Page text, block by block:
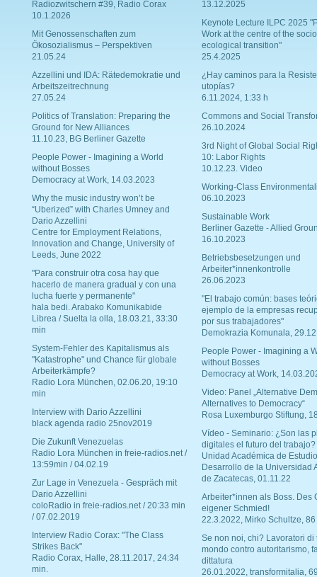
Radiozwitschern #39, Radio Corax
10.1.2026
Mit Genossenschaften zum
Ökosozialismus – Perspektiven
21.05.24
Azzellini und IDA: Rätedemokratie und
Arbeitszeitrechnung
27.05.24
Politics of Translation: Preparing the
Ground for New Alliances
11.10.23, BG Berliner Gazette
People Power - Imagining a World
without Bosses
Democracy at Work, 14.03.2023
Why the music industry won’t be
“Uberized” with Charles Umney and
Dario Azzellini
Centre for Employment Relations,
Innovation and Change, University of
Leeds, June 2022
"Para construir otra cosa hay que
hacerlo de manera gradual y con una
lucha fuerte y permanente"
hala bedi. Arabako Komunikabide
Librea / Suelta la olla, 18.03.21, 33:30
min
System-Fehler des Kapitalismus als
"Katastrophe" und Chance für globale
Arbeiterkämpfe?
Radio Lora München, 02.06.20, 19:10
min
Interview with Dario Azzellini
black agenda radio 25nov2019
Die Zukunft Venezuelas
Radio Lora München in freie-radios.net /
13:59min / 04.02.19
Zur Lage in Venezuela - Gespräch mit
Dario Azzellini
coloRadio in freie-radios.net / 20:33 min
/ 07.02.2019
Interview Radio Corax: "The Class
Strikes Back"
Radio Corax, Halle, 28.11.2017, 24:34
min.
13.12.2025
Keynote Lecture ILPC 2025
Work at the centre of the
ecological transition"
25.4.2025
¿Hay caminos para la
utopías?
6.11.2024, 1:33 h
Commons and Social
26.10.2024
3rd Night of Global Social
10: Labor Rights
10.12.23. Video
Working-Class
06.10.2023
Sustainable Work
Berliner Gazette - Allied
16.10.2023
Betriebsbesetzungen und
Arbeiter*innenkontrolle
26.06.2023
"El trabajo común: bases
ejemplo de la empresas
por sus trabajadores"
Demokrazia Komunala,
People Power - Imagining a
without Bosses
Democracy at Work,
Video: Panel „Alternative
Alternatives to Democracy“
Rosa Luxemburgo Stiftung,
Vídeo - Seminario: ¿Son las
digitales el futuro del trabajo?
Unidad Académica de
Desarrollo de la Universidad
de Zacatecas, 01.11.22
Arbeiter*innen als Boss. Des
eigener Schmied!
22.3.2022, Mirko Schultze, 86
Se non noi, chi? Lavoratori di
mondo contro autoritarismo,
dittatura
26.01.2022, transformitalia,